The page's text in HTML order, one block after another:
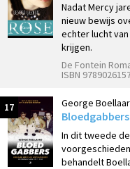
Nadat Mercy
nieuw bewijs
echter lucht
krijgen.
De Fontein
ISBN
17 George
Bloedgabbers
In dit tweede
behandelt